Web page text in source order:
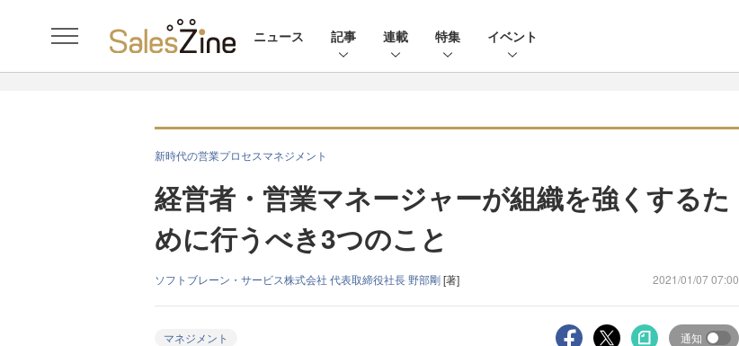
ニュース 記事 連載 特集 イベント
新時代の営業プロセスマネジメント
経営者・営業マネージャーが組織を強くするた
めに行うべき3つのこと
ソフトブレーン・サービス株式会社 代表取締役社長 野部剛[著] 2021/01/07 07:00
マネジメント 通知